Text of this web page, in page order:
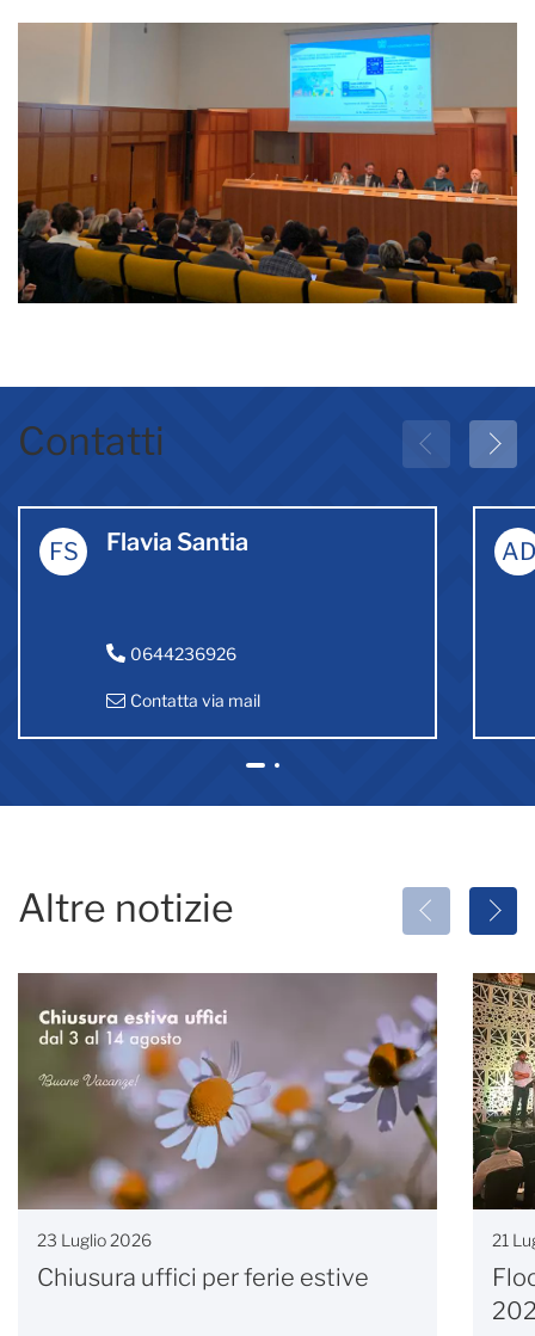
Contatti
FS Flavia Santia
0644236926
Contatta via mail
AD
1 2
Altre notizie
23 Luglio 2026
Chiusura uffici per ferie estive
21